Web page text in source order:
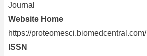
Journal
Website Home
https://proteomesci.biomedcentral.com/
ISSN